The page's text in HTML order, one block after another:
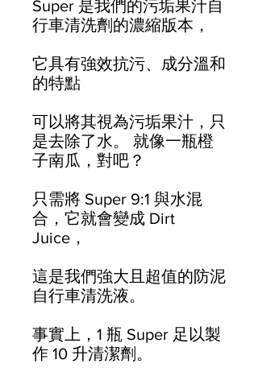
Super 是我們的污垢果汁自
行車清洗劑的濃縮版本，
它具有強效抗污、成分溫和
的特點
可以將其視為污垢果汁，只
是去除了水。 就像一瓶橙
子南瓜，對吧？
只需將 Super 9:1 與水混
合，它就會變成 Dirt
Juice，
這是我們強大且超值的防泥
自行車清洗液。
事實上，1 瓶 Super 足以製
作 10 升清潔劑。